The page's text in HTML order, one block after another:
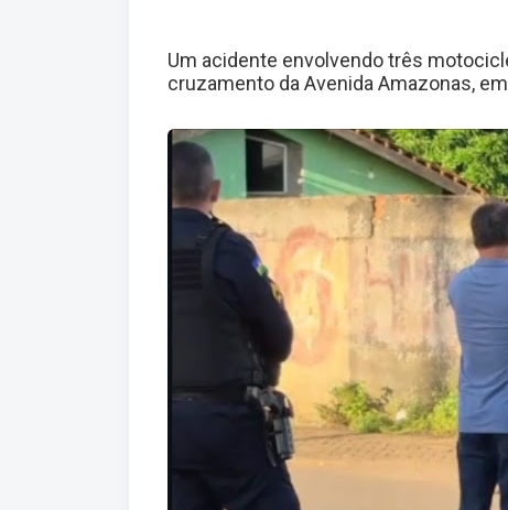
Um acidente envolvendo três
cruzamento da Avenida Amazonas,